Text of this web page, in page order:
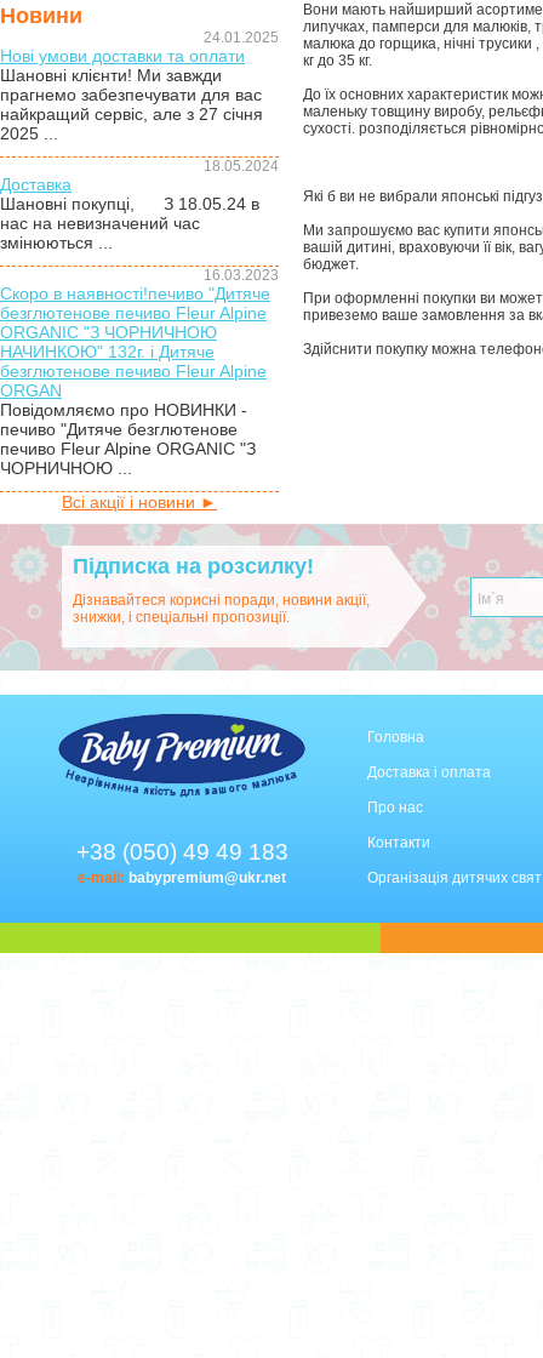
Новини
24.01.2025
Нові умови доставки та оплати
Шановні клієнти! Ми завжди
прагнемо забезпечувати для вас
найкращий сервіс, але з 27 січня
2025 ...
18.05.2024
Доставка
Шановні покупці, З 18.05.24 в
нас на невизначений час
змінюються ...
16.03.2023
Скоро в наявності!печиво "Дитяче
безглютенове печиво Fleur Alpine
ORGANIC "З ЧОРНИЧНОЮ
НАЧИНКОЮ" 132г. і Дитяче
безглютенове печиво Fleur Alpine
ORGAN
Повідомляємо про НОВИНКИ -
печиво "Дитяче безглютенове
печиво Fleur Alpine ORGANIC "З
ЧОРНИЧНОЮ ...
Всі акції і новини ►
Вони мають найширший
липучках, памперси для малюків,
малюка до горщика, нічні
кг до 35 кг.
До їх основних характеристик
маленьку товщину виробу,
сухості. розподіляється
Які б ви не вибрали японські
Ми запрошуємо вас купити
вашій дитині, враховуючи її вік,
бюджет.
При оформленні покупки ви
привеземо ваше замовлення за
Здійснити покупку можна
Підписка на розсилку!
Дізнавайтеся корисні поради, новини акції,
знижки, і спеціальні пропозиції.
+38 (050) 49 49 183
e-mail: babypremium@ukr.net
Головна
Доставка і оплата
Про нас
Контакти
Організація дитячих свят